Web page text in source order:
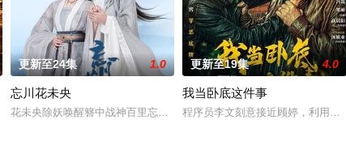
大平王朝有史以来个以女子进士科三元及第入翰林院的奇女子。十年前的
更新至24集 1.0
忘川花未央
花未央除妖唤醒簪中战神百里忘川元神，二人共感相连，一同寻仙草修
更新至19集 4.0
我当卧底这件事
程序员李文刻意接近顾婷，利用顾